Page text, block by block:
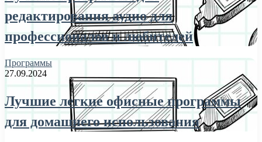
редактирования аудио для
профессионалов и любителей
Программы
27.09.2024
Лучшие легкие офисные программы
для домашнего использования